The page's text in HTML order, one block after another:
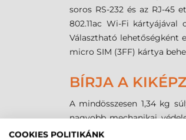
soros RS-232 és az RJ-45
802.11ac Wi-Fi
Választható lehetőségként
micro SIM (3FF) kártya
BÍRJA A
A mindösszesen 1,34 kg
nagyobb mechanikai
zárható csatlakozók pedig
COOKIES POLITIKÁNK